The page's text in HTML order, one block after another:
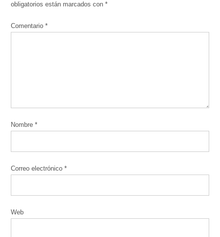
obligatorios están marcados con*
Comentario*
Nombre*
Correo electrónico*
Web